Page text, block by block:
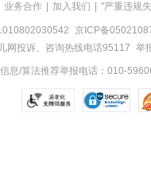
业务合作 加入我们 "严重违规
京ICP备
网投诉、咨询热线电话95117 举
息/算法推荐举报电话：010-